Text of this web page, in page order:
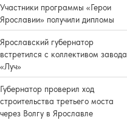
Участники программы «Герои
Ярославии» получили дипломы
Ярославский губернатор
встретился с коллективом завода
«Луч»
Губернатор проверил ход
строительства третьего моста
через Волгу в Ярославле